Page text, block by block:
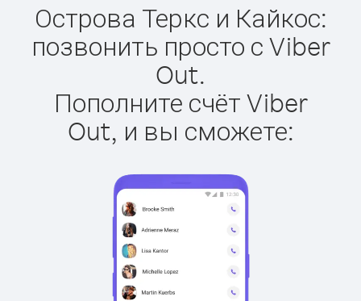
Острова Теркс и Кайкос:
позвонить просто с Viber
Out.
Пополните счёт Viber
Out, и вы сможете: